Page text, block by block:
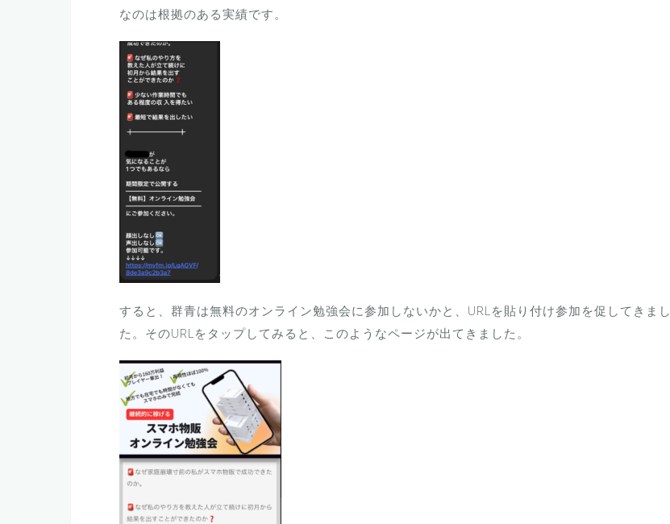
なのは根拠のある実績です。
すると、群青は無料のオンライン勉強会に参加しないかと、URLを貼り付け参加を促してきまし
た。そのURLをタップしてみると、このようなページが出てきました。